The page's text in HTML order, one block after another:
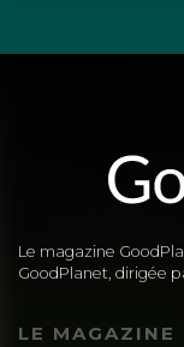
Le magazine
GoodPlanet, dirigée
LE MAGAZINE